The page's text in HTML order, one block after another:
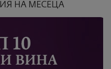
НА МЕСЕЦА